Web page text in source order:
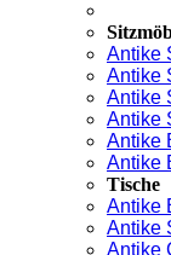
Antike
Antike
Antike
Antike
Antike
Antike
Tische
Antike
Antike
Antike